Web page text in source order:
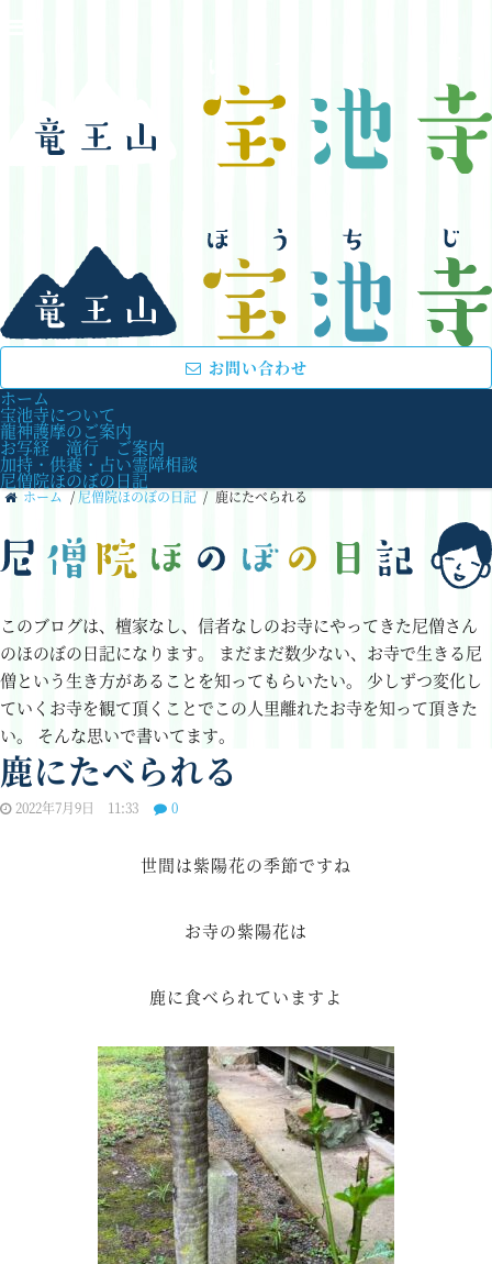
お問い合わせ
ホーム
宝池寺について
龍神護摩のご案内
お写経 滝行 ご案内
加持・供養・占い霊障相談
尼僧院ほのぼの日記
ホーム / 尼僧院ほのぼの日記 / 鹿にたべられる
このブログは、檀家なし、信者なしのお寺にやってきた尼僧さん
のほのぼの日記になります。 まだまだ数少ない、お寺で生きる尼
僧という生き方があることを知ってもらいたい。
少しずつ変化し
ていくお寺を観て頂くことでこの人里離れたお寺を知って頂きた
い。 そんな思いで書いてます。
鹿にたべられる
2022年7月9日 11:33 0
世間は紫陽花の季節ですね
お寺の紫陽花は
鹿に食べられていますよ